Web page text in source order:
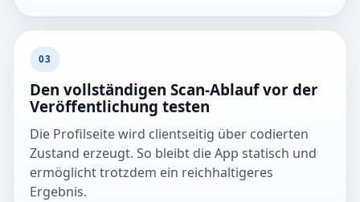
03
Den vollständigen Scan-Ablauf vor der
Veröffentlichung testen
Die Profilseite wird clientseitig über codierten
Zustand erzeugt. So bleibt die App statisch und
ermöglicht trotzdem ein reichhaltigeres
Ergebnis.